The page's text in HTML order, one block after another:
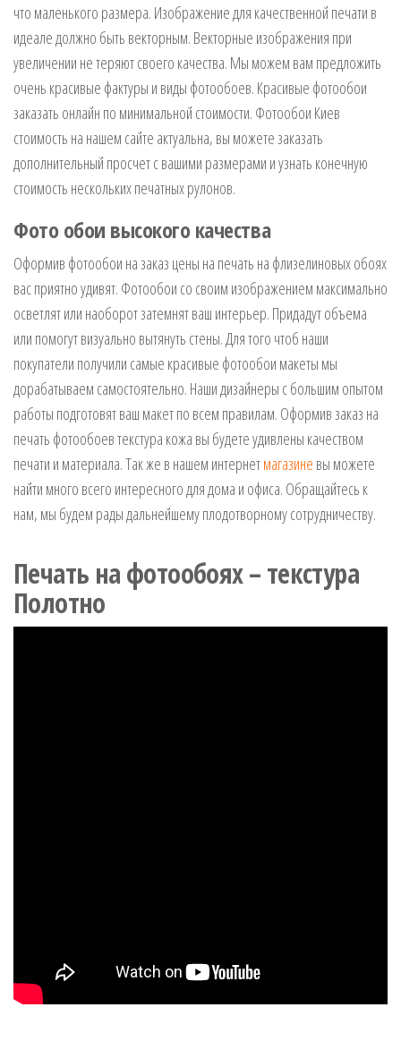
что маленького размера. Изображение для качественной печати в
идеале должно быть векторным. Векторные изображения при
увеличении не теряют своего качества. Мы можем вам предложить
очень красивые фактуры и виды фотообоев. Красивые фотообои
заказать онлайн по минимальной стоимости. Фотообои Киев
стоимость на нашем сайте актуальна, вы можете заказать
дополнительный просчет с вашими размерами и узнать конечную
стоимость нескольких печатных рулонов.
Фото обои высокого качества
Оформив фотообои на заказ цены на печать на флизелиновых обоях
вас приятно удивят. Фотообои со своим изображением максимально
осветлят или наоборот затемнят ваш интерьер. Придадут объема
или помогут визуально вытянуть стены. Для того чтоб наши
покупатели получили самые красивые фотообои макеты мы
дорабатываем самостоятельно. Наши дизайнеры с большим опытом
работы подготовят ваш макет по всем правилам. Оформив заказ на
печать фотообоев текстура кожа вы будете удивлены качеством
печати и материала. Так же в нашем интернетмагазине вы можете
найти много всего интересного для дома и офиса. Обращайтесь к
нам, мы будем рады дальнейшему плодотворному сотрудничеству.
Печать на фотообоях – текстура
Полотно